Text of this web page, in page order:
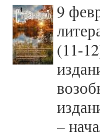
9
(11-
–